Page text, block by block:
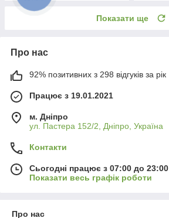
Показати ще
Про нас
92% позитивних з 298 відгуків за рік
Працює з 19.01.2021
м. Дніпро
ул. Пастера 152/2, Дніпро, Україна
Контакти
Сьогодні працює з 07:00 до 23:00
Показати весь графік роботи
Про нас